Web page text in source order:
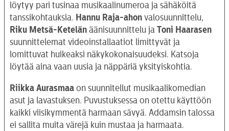
löytyy pari tusinaa musikaalinumeroa ja sähäköitä
tanssikohtauksia. Hannu Raja-ahon valosuunnittelu,
Riku Metsä-Ketelän äänisuunnittelu ja Toni Haarasen
suunnittelemat videoinstallaatiot limittyvät ja
lomittuvat huikeaksi näkykokonaisuudeksi. Katsoja
löytää aina vaan uusia ja näppäriä yksityiskohtia.
Riikka Aurasmaa on suunnitellut musikaalikomedian
asut ja lavastuksen. Puvustuksessa on otettu käyttöön
kaikki viisikymmentä harmaan sävyä. Addamsin talossa
ei sallita muita värejä kuin mustaa ja harmaata.